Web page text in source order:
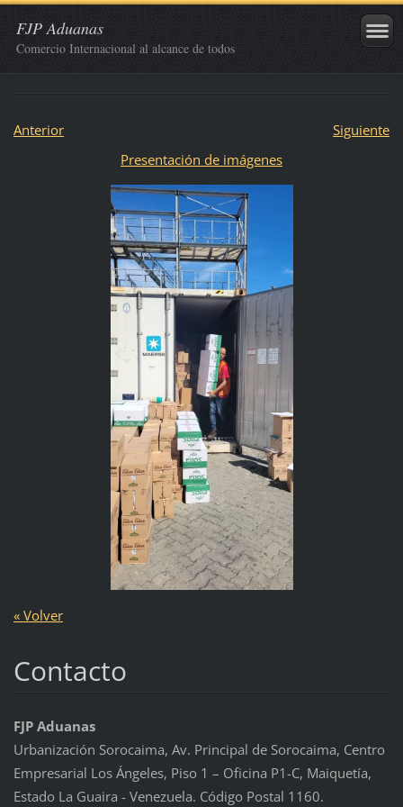
FJP Aduanas
Comercio Internacional al alcance de todos
Anterior
Siguiente
Presentación de imágenes
« Volver
Contacto
FJP Aduanas
Urbanización Sorocaima, Av. Principal de Sorocaima, Centro
Empresarial Los Ángeles, Piso 1 – Oficina P1-C, Maiquetía,
Estado La Guaira - Venezuela. Código Postal 1160.